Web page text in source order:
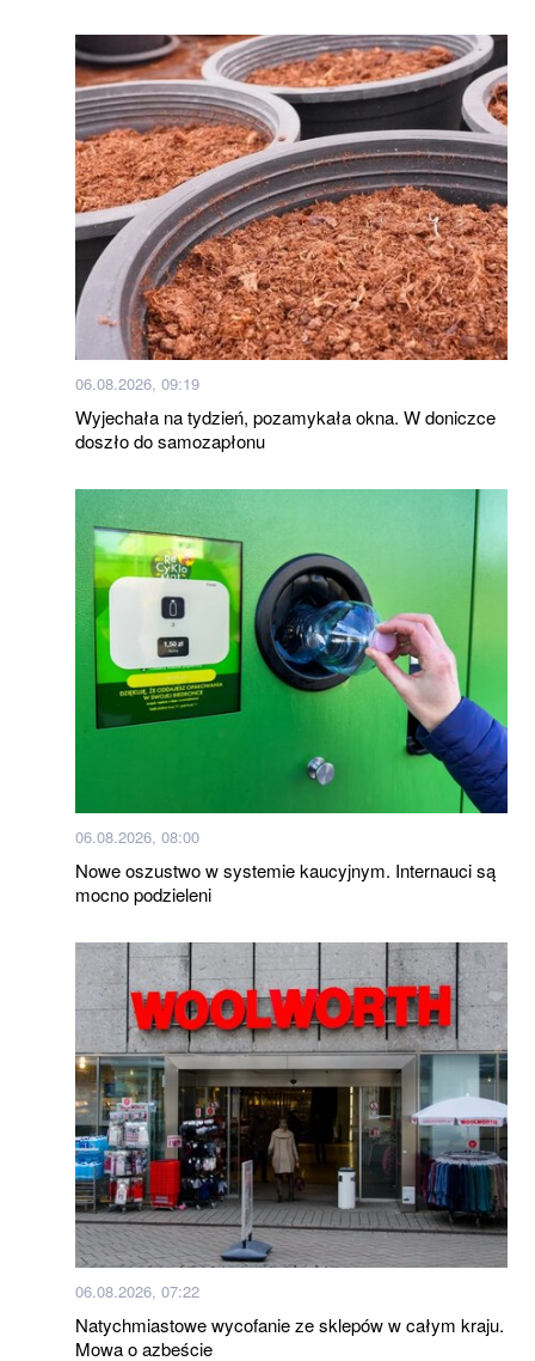
06.08.2026, 09:19
Wyjechała na tydzień, pozamykała okna. W doniczce
doszło do samozapłonu
06.08.2026, 08:00
Nowe oszustwo w systemie kaucyjnym. Internauci są
mocno podzieleni
06.08.2026, 07:22
Natychmiastowe wycofanie ze sklepów w całym kraju.
Mowa o azbeście